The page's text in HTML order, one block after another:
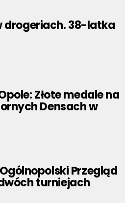
drogeriach. 38-latka
Złote medale na
Densach w
Przegląd
dwóch turniejach